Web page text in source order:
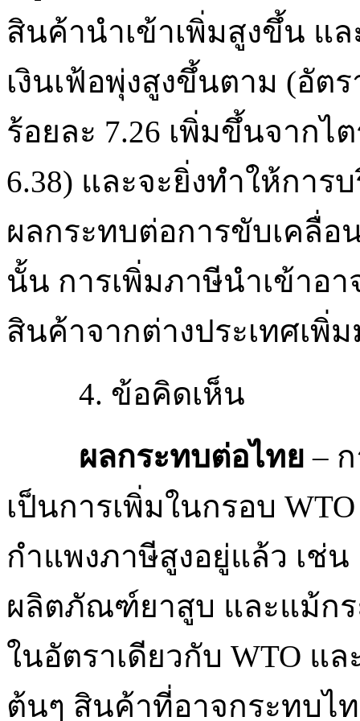
สินค้านำเข้าเพิ่มสูงขึ้น แ
เงินเฟ้อพุ่งสูงขึ้นตาม (อัต
ร้อยละ 7.26 เพิ่มขึ้นจากไ
6.38) และจะยิ่งทำให้การ
ผลกระทบต่อการขับเคลื่อ
นั้น การเพิ่มภาษีนำเข้าอ
สินค้าจากต่างประเทศเพิ่
4. ข้อคิดเห็น
ผลกระทบต่อไทย –
เป็นการเพิ่มในกรอบ
กำแพงภาษีสูงอยู่แล้ว เช่
ผลิตภัณฑ์ยาสูบ และแม้กร
ในอัตราเดียวกับ WTO แ
ต้นๆ สินค้าที่อาจกระทบไ